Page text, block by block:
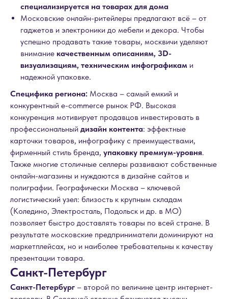
специализируется на товарах для дома
Московские онлайн-ритейлеры предлагают всё – от
гаджетов и электроники до мебели и декора. Чтобы
успешно продавать такие товары, москвичи уделяют
внимание качественным описаниям, 3D-
визуализациям, техническим инфографикам и
надежной упаковке.
Специфика региона: Москва – самый емкий и
конкурентный e-commerce рынок РФ. Высокая
конкуренция мотивирует продавцов инвестировать в
профессиональный дизайн контента: эффектные
карточки товаров, инфографику с преимуществами,
фирменный стиль бренда, упаковку премиум-уровня.
Также многие столичные селлеры развивают собственные
онлайн-магазины и нуждаются в дизайне сайтов и
полиграфии. Географически Москва – ключевой
логистический узел: близость к крупным складам
(Коледино, Электросталь, Подольск и др. в МО)
позволяет быстро доставлять товары по всей стране. В
результате московские предприниматели доминируют на
маркетплейсах, но и наиболее требовательны к качеству
презентации товара.
Санкт-Петербург
Санкт-Петербург – второй по величине центр интернет-